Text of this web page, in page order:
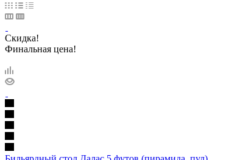
Скидка!
Финальная цена!